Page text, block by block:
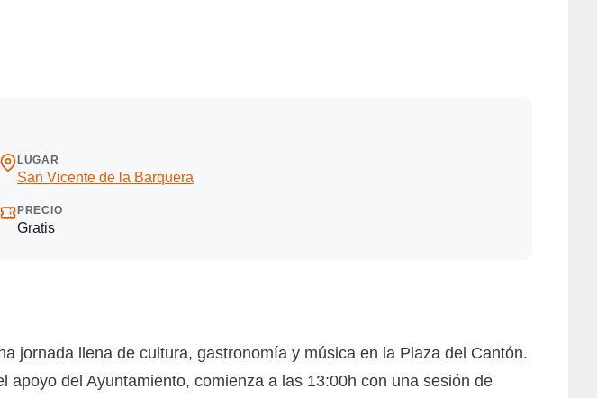
LUGAR
San Vicente de la Barquera
PRECIO
Gratis
jornada llena de cultura, gastronomía y música en la Plaza del Cantón.
del Ayuntamiento, comienza a las 13:00h con una sesión de